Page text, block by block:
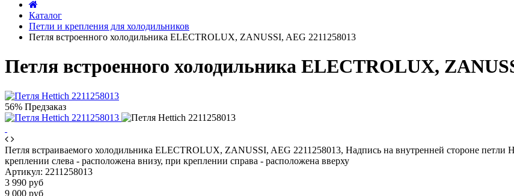
Каталог
Петли и крепления для холодильников
Петля встроенного холодильника ELECTROLUX, ZANUSSI, AEG 2211258013
Петля встроенного холодильника ELECTROLUX,
56% Предзаказ
Петля встраиваемого холодильника ELECTROLUX, ZANUSSI, AEG 2211258013, Надпись на внутренней стороне
креплении слева - расположена внизу, при креплении справа - расположена вверху
Артикул: 2211258013
3 990 руб
9 000 руб